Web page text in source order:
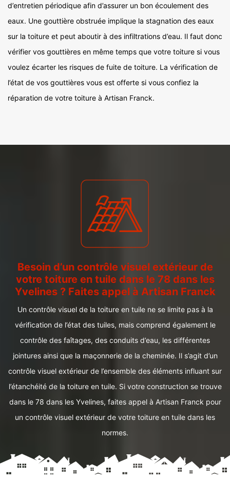
d’entretien périodique afin d’assurer un bon écoulement des
eaux. Une gouttière obstruée implique la stagnation des eaux
sur la toiture et peut aboutir à des infiltrations d’eau. Il faut donc
vérifier vos gouttières en même temps que votre toiture si vous
voulez écarter les risques de fuite de toiture. La vérification de
l’état de vos gouttières vous est offerte si vous confiez la
réparation de votre toiture à Artisan Franck.
Besoin d’un contrôle visuel extérieur de
votre toiture en tuile dans le 78 dans les
Yvelines ? Faites appel à Artisan Franck
Un contrôle visuel de la toiture en tuile ne se limite pas à la
vérification de l’état des tuiles, mais comprend également le
contrôle des faîtages, des conduits d’eau, les différentes
jointures ainsi que la maçonnerie de la cheminée. Il s’agit d’un
contrôle visuel extérieur de l’ensemble des éléments influant sur
l’étanchéité de la toiture en tuile. Si votre construction se trouve
dans le 78 dans les Yvelines, faites appel à Artisan Franck pour
un contrôle visuel extérieur de votre toiture en tuile dans les
normes.